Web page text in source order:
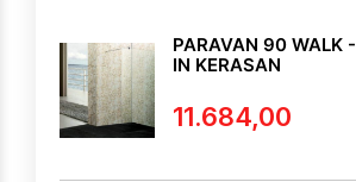
PARAVAN 90 WALK -
IN KERASAN
11.684,00